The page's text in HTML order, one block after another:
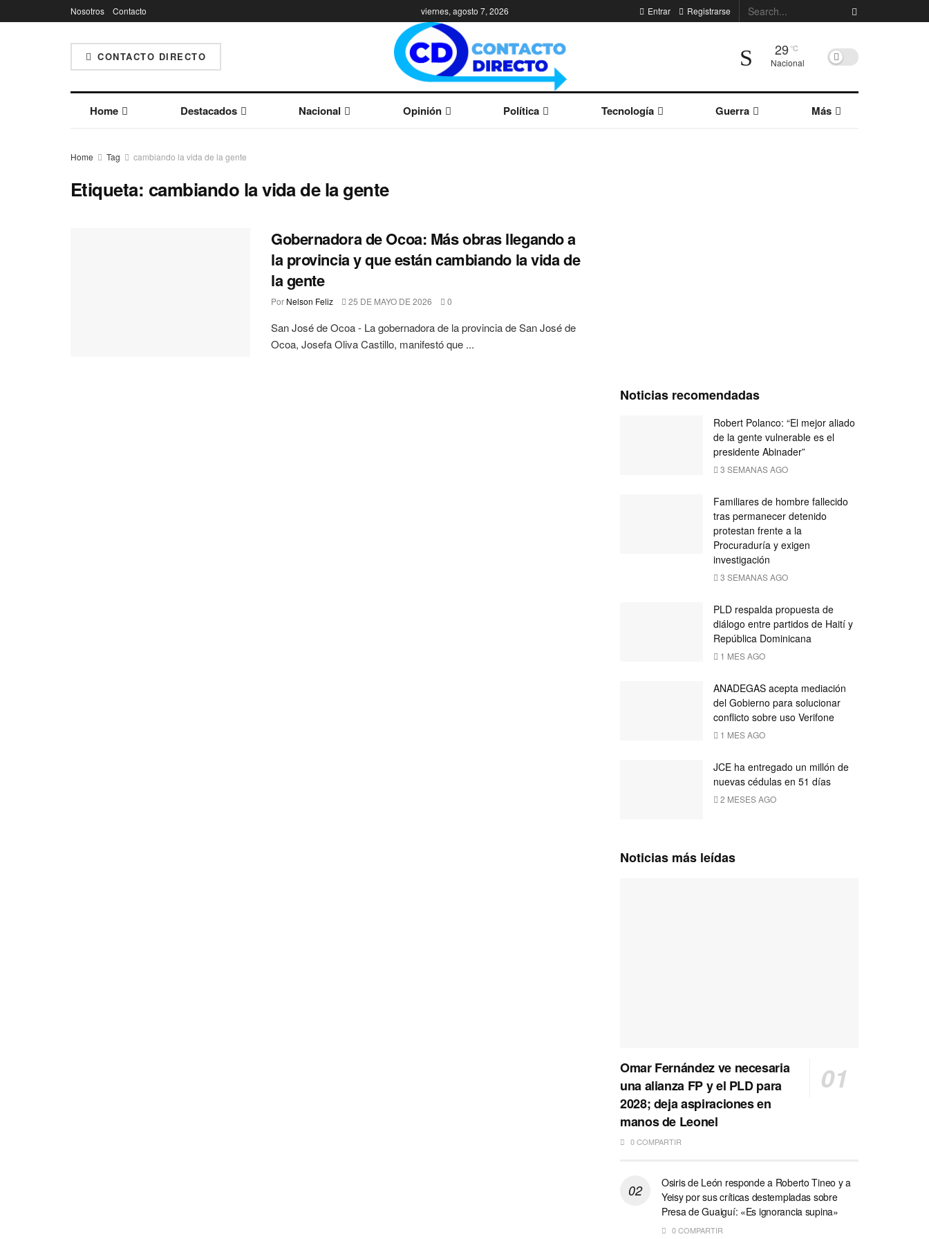
Nosotros Contacto viernes, agosto 7, 2026 Entrar Registrarse
CONTACTO DIRECTO 29 °C
Nacional
Home Destacados Nacional Opinión Política Tecnología Guerra Más
Home Tag cambiando la vida de la gente
Etiqueta: cambiando la vida de la gente
Gobernadora de Ocoa: Más obras llegando a
la provincia y que están cambiando la vida de
la gente
Por Nelson Feliz 25 DE MAYO DE 2026 0
San José de Ocoa - La gobernadora de la provincia de San José de
Ocoa, Josefa Oliva Castillo, manifestó que ...
Noticias recomendadas
Robert Polanco: “El mejor aliado
de la gente vulnerable es el
presidente Abinader”
3 SEMANAS AGO
Familiares de hombre fallecido
tras permanecer detenido
protestan frente a la
Procuraduría y exigen
investigación
3 SEMANAS AGO
PLD respalda propuesta de
diálogo entre partidos de Haití y
República Dominicana
1 MES AGO
ANADEGAS acepta mediación
del Gobierno para solucionar
conflicto sobre uso Verifone
1 MES AGO
JCE ha entregado un millón de
nuevas cédulas en 51 días
2 MESES AGO
Noticias más leídas
Omar Fernández ve necesaria
una alianza FP y el PLD para
2028; deja aspiraciones en
manos de Leonel
0 COMPARTIR
Osiris de León responde a Roberto Tineo y a
Yeisy por sus críticas destempladas sobre
Presa de Guaiguí: «Es ignorancia supina»
0 COMPARTIR